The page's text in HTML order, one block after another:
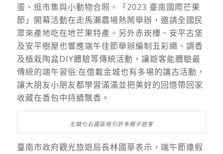
蛋、逛市集與小動物合照。「2023 臺南國際芒果
節」開幕活動在走馬瀨農場熱鬧舉辦，邀請全國民
眾來產地吃在地芒果特產。另外赤崁樓、安平古堡
及安平樹屋也響應端午佳節舉辦編制五彩繩、調香
及植栽陶盆DIY體驗等傳統活動，讓遊客能體驗最
傳統的端午習俗;在億載金城也有多場的講古活動，
讓大朋友小朋友都學習滿滿並把美好的回憶帶回家
收藏在香包中持續飄香。
左鎮化石園區吸引許多親子遊客
臺南市政府觀光旅遊局長林國華表示，端午節連假